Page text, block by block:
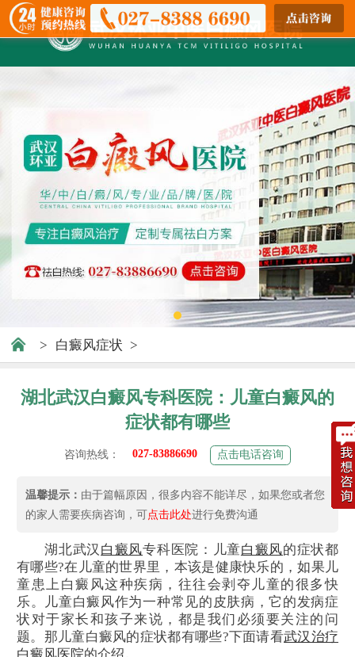
> 白癜风症状 >
湖北武汉白癜风专科医院：儿童白癜风的
症状都有哪些
咨询热线： 027-83886690 点击电话咨询
温馨提示： 由于篇幅原因，很多内容不能详尽，如果您或者您
的家人需要疾病咨询，可点击此处进行免费沟通
湖北武汉 白癜风专科医院：儿童白癜风的症状都
有哪些?在儿童的世界里，本该是健康快乐的，如果儿
童患上白癜风这种疾病，往往会剥夺儿童的很多快
乐。儿童白癜风作为一种常见的皮肤病，它的发病症
状对于家长和孩子来说，都是我们必须要关注的问
题。那儿童白癜风的症状都有哪些?下面请看武汉治疗